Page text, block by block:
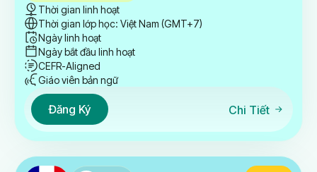
Thời gian linh hoạt
Thời gian lớp học: Việt Nam (GMT+7)
Ngày linh hoạt
Ngày bắt đầu linh hoạt
CEFR-Aligned
Giáo viên bản ngữ
Đăng Ký Chi Tiết